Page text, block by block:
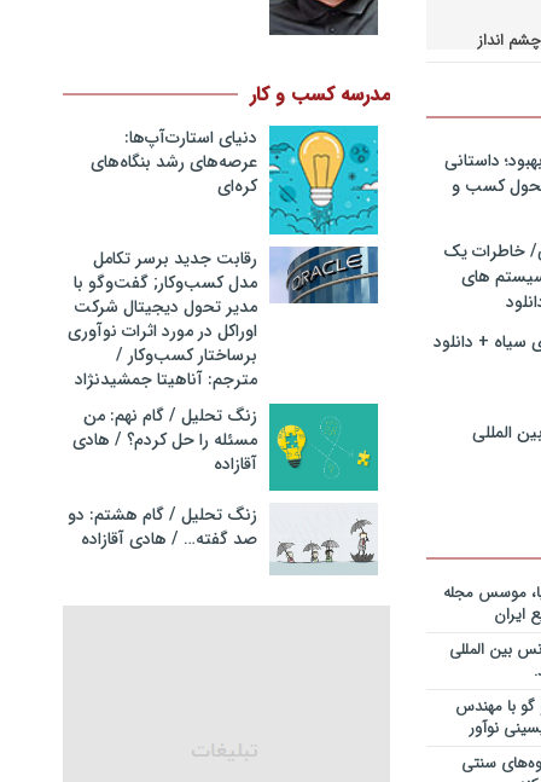
انداز
بالادستی
فایل
در
مدیران
فرایند
فایل
فایل
قراردادها
نوبل
قراردادها
نوبل
فایل
قراردادها
نوبل
در
داستانی
تحول کسب و
خاطرات یک
های
سیاه + دانلود
المللی
موسس مجله
ایران
بین المللی
با مهندس
نوآور
سنتی
مدرسه کسب و کار
دنیای استارت‌آپ‌ها:
عرصه‌های رشد بنگاه‌های
کره‌ای‌
رقابت جدید برسر تکامل
مدل کسب‌و‌کار; گفت‌وگو با
مدیر تحول دیجیتال شرکت
اوراکل در مورد اثرات نوآوری
برساختار کسب‌وکار /
مترجم: آناهیتا جمشیدنژاد
زنگ تحلیل / گام نهم: من
مسئله را حل کردم؟ / هادی
آقازاده
زنگ تحلیل / گام هشتم: دو
صد گفته… / هادی آقازاده